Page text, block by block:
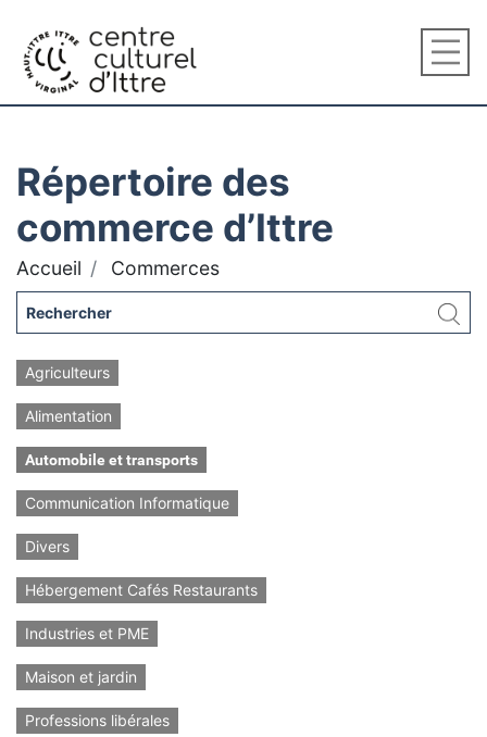
Répertoire des
commerce d’Ittre
Accueil Commerces
Agriculteurs
Alimentation
Automobile et transports
Communication Informatique
Divers
Hébergement Cafés Restaurants
Industries et PME
Maison et jardin
Professions libérales